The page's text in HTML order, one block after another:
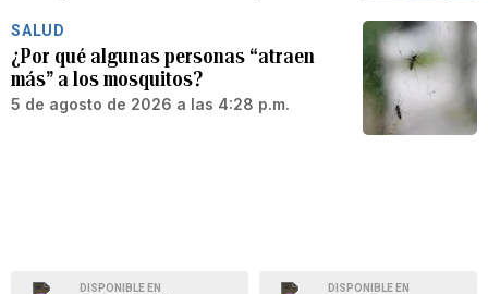
SALUD
¿Por qué algunas personas “atraen
más” a los mosquitos?
5 de agosto de 2026 a las 4:28 p.m.
DISPONIBLE EN DISPONIBLE EN